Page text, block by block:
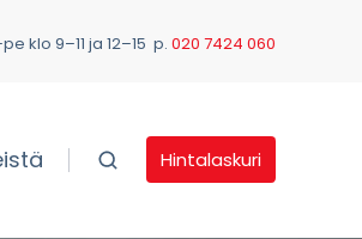
klo 9–11 ja 12–15 p. 020 7424 060
Hintalaskuri